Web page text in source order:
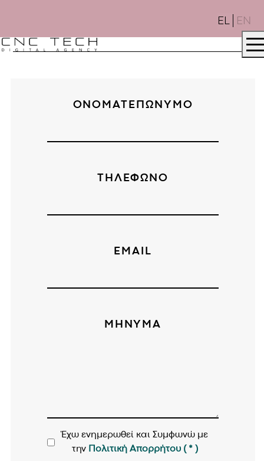
EL EN
ΕΤΑΙΡΙΑ.
ΥΠΗΡΕΣΙΕΣ
ΟΝΟΜΑΤΕΠΩΝΥΜΟ
ΤΗΛΕΦΩΝΟ
EMAIL
ΜΗΝΥΜΑ
Έχω ενημερωθεί και Συμφωνώ με
την
Πολιτική Απορρήτου ( * )